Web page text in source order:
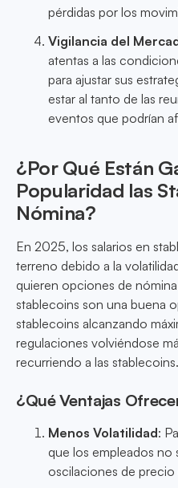
pérdidas por los
Vigilancia del
atentas a las
para ajustar sus
estar al tanto de las
eventos que podrían
¿Por Qué Están
Popularidad las
Nómina?
En 2025, los salarios en
terreno debido a la
quieren opciones de
stablecoins son una buena
stablecoins alcanzando
regulaciones volviéndose
recurriendo a las stablecoins.
¿Qué Ventajas
Menos Volatilidad:
que los empleados no
oscilaciones de